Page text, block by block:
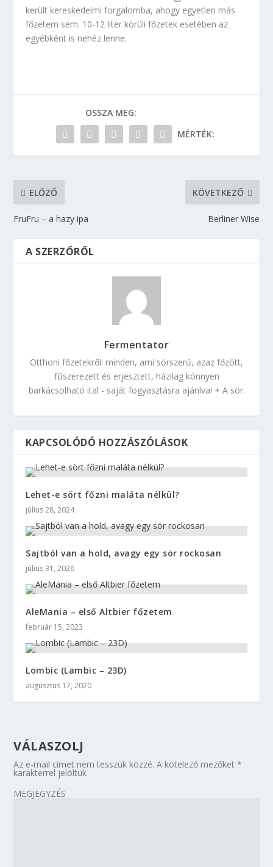
került kereskedelmi forgalomba, ahogy egyetlen más
főzetem sem. 10-12 liter körüli főzetek esetében az
egyébként is nehéz lenne.
OSSZA MEG:
MÉRTÉK:
ELŐZŐ
FruFru – a hazy ipa
KÖVETKEZŐ
Berliner Wise
A SZERZŐRŐL
Fermentator
Otthoni főzetekről: minden, ami sörszerű, azaz főzött,
fűszerezett és erjesztett, házilag könnyen
barkácsolható ital - saját fogyasztásra ajánlva! + A sör.
KAPCSOLÓDÓ HOZZÁSZÓLÁSOK
Lehet-e sört főzni maláta nélkül?
július 28, 2024
Sajtból van a hold, avagy egy sör rockosan
július 31, 2026
AleMania – első Altbier főzetem
február 15, 2023
Lombic (Lambic – 23D)
augusztus 17, 2020
VÁLASZOLJ
Az e-mail címet nem tesszük közzé. A kötelező mezőket*
karakterrel jelöltük
MEGJEGYZÉS